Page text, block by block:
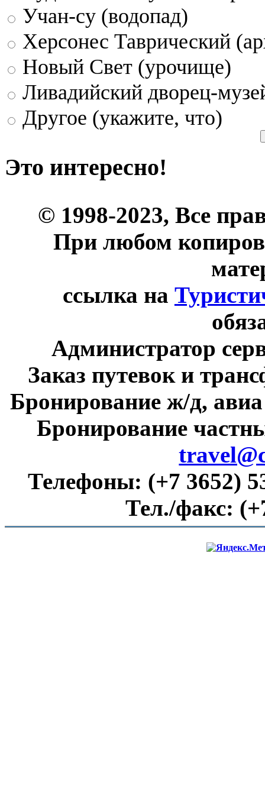
Учан-су (водопад)
Херсонес Таврический
Новый Свет (урочище)
Ливадийский дворец-
Другое (укажите, что)
Это интересно!
© 1998-2023, Все
При любом
ссылка на
Администратор
Заказ путевок и
Бронирование ж/д,
Бронирование
Телефоны: (+7 3652)
Тел./факс: